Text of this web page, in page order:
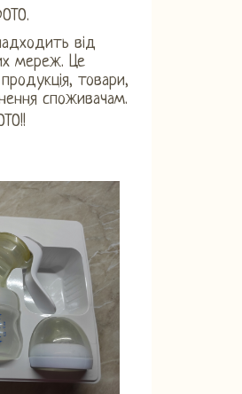
від
мереж. Це
товари,
споживачам.